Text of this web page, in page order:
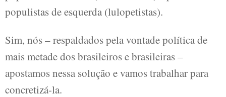
populistas de esquerda (lulopetistas).
Sim, nós – respaldados pela vontade política de
mais metade dos brasileiros e brasileiras –
apostamos nessa solução e vamos trabalhar para
concretizá-la.